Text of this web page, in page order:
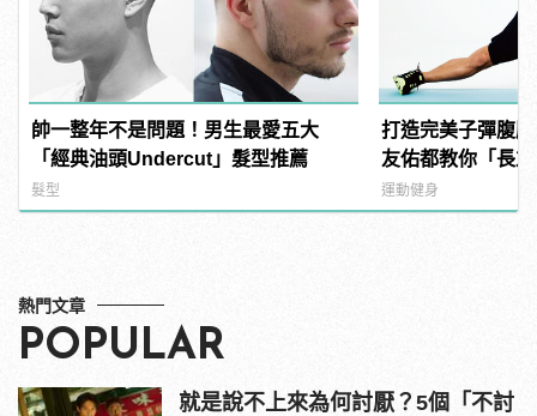
帥一整年不是問題！男生最愛五大
「經典油頭Undercut」髮型推薦
髮型
打造完美子彈腹
友佑都教你「長
運動健身
熱門文章
POPULAR
就是說不上來為何討厭？5個「不討